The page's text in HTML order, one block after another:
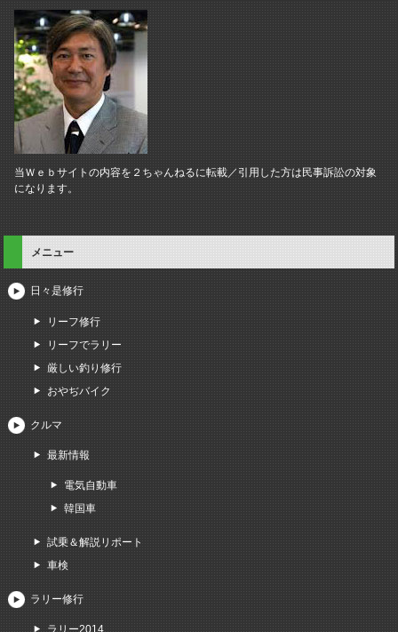
当Ｗｅｂサイトの内容を２ちゃんねるに転載／引用した方は民事訴訟の対象
になります。
メニュー
日々是修行
リーフ修行
リーフでラリー
厳しい釣り修行
おやぢバイク
クルマ
最新情報
電気自動車
韓国車
試乗＆解説リポート
車検
ラリー修行
ラリー2014